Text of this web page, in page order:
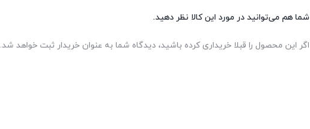
شما هم می‌توانید در مورد این کالا نظر دهید.
اگر این محصول را قبلا خریداری کرده باشید، دیدگاه شما به عنوان خریدار ثبت خواهد شد.